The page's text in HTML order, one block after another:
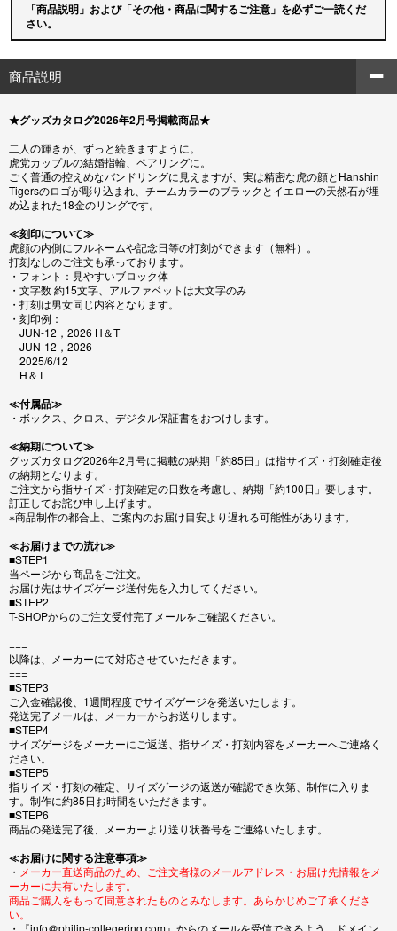
「商品説明」および「その他・商品に関するご注意」を必ずご一読くだ
さい。
商品説明
★グッズカタログ2026年2月号掲載商品★
二人の輝きが、ずっと続きますように。
虎党カップルの結婚指輪、ペアリングに。
ごく普通の控えめなバンドリングに見えますが、実は精密な虎の顔とHanshin
Tigersのロゴが彫り込まれ、チームカラーのブラックとイエローの天然石が埋
め込まれた18金のリングです。
≪刻印について≫
虎顔の内側にフルネームや記念日等の打刻ができます（無料）。
打刻なしのご注文も承っております。
・フォント：見やすいブロック体
・文字数 約15文字、アルファベットは大文字のみ
・打刻は男女同じ内容となります。
・刻印例：
JUN-12，2026 H＆T
JUN-12，2026
2025/6/12
H＆T
≪付属品≫
・ボックス、クロス、デジタル保証書をおつけします。
≪納期について≫
グッズカタログ2026年2月号に掲載の納期「約85日」は指サイズ・打刻確定後
の納期となります。
ご注文から指サイズ・打刻確定の日数を考慮し、納期「約100日」要します。
訂正してお詫び申し上げます。
※商品制作の都合上、ご案内のお届け目安より遅れる可能性があります。
≪お届けまでの流れ≫
■STEP1
当ページから商品をご注文。
お届け先はサイズゲージ送付先を入力してください。
■STEP2
T-SHOPからのご注文受付完了メールをご確認ください。
===
以降は、メーカーにて対応させていただきます。
===
■STEP3
ご入金確認後、1週間程度でサイズゲージを発送いたします。
発送完了メールは、メーカーからお送りします。
■STEP4
サイズゲージをメーカーにご返送、指サイズ・打刻内容をメーカーへご連絡く
ださい。
■STEP5
指サイズ・打刻の確定、サイズゲージの返送が確認でき次第、制作に入りま
す。制作に約85日お時間をいただきます。
■STEP6
商品の発送完了後、メーカーより送り状番号をご連絡いたします。
≪お届けに関する注意事項≫
・ メーカー直送商品のため、ご注文者様のメールアドレス・お届け先情報をメ
ーカーに共有いたします。
商品ご購入をもって同意されたものとみなします。あらかじめご了承くださ
い。